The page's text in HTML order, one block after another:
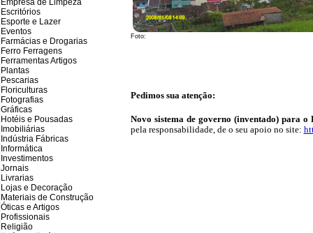
Empresa de Limpeza
Escritórios
Esporte e Lazer
Eventos
Farmácias e Drogarias
Ferro Ferragens
Ferramentas Artigos
Plantas
Pescarias
Floriculturas
Fotografias
Gráficas
Hotéis e Pousadas
Imobiliárias
Indústria Fábricas
Informática
Investimentos
Jornais
Livrarias
Lojas e Decoração
Materiais de Construção
Óticas e Artigos
Profissionais
Religião
Foto:
Pedimos sua atenção:
Novo sistema de governo (inventado) para
pela responsabilidade, de o seu apoio no site: